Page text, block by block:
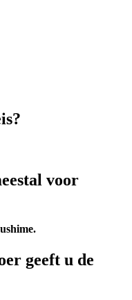
voor
geeft u de